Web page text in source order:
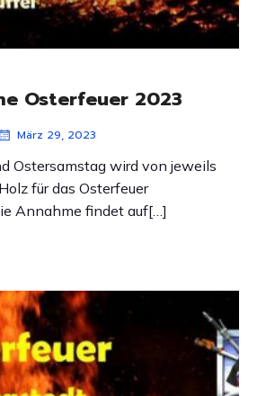
Osterfeuer 2023
März 29, 2023
Ostersamstag wird von jeweils
für das Osterfeuer
Annahme findet auf[…]